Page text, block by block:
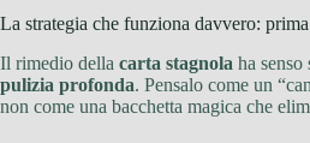
La strategia che funziona davvero:
Il rimedio della carta stagnola ha senso
pulizia profonda. Pensalo come un
non come una bacchetta magica che